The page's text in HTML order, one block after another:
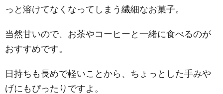
っと溶けてなくなってしまう繊細なお菓子。
当然甘いので、お茶やコーヒーと一緒に食べるのが
おすすめです。
日持ちも長めで軽いことから、ちょっとした手みや
げにもぴったりですよ。